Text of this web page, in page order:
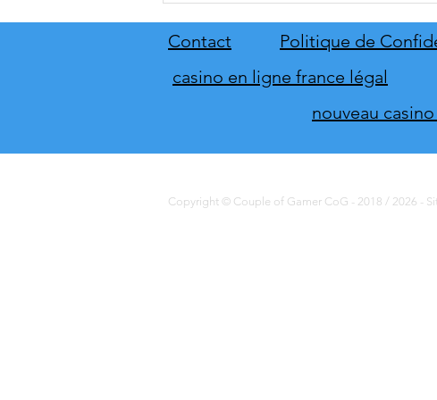
Contact Politique de
casino en ligne france légal
nouveau
Copyright © Couple of Gamer CoG - 2018 / 2026 -